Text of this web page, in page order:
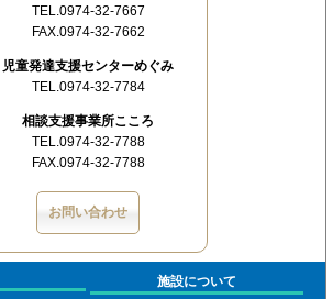
TEL.0974-32-7667
FAX.0974-32-7662
児童発達支援センターめぐみ
TEL.0974-32-7784
相談支援事業所こころ
TEL.0974-32-7788
FAX.0974-32-7788
お問い合わせ
施設について